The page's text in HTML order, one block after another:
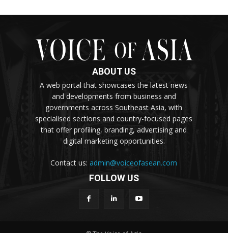
ABOUT US
A web portal that showcases the latest news
and developments from business and
governments across Southeast Asia, with
specialised sections and country-focused pages
that offer profiling, branding, advertising and
digital marketing opportunities.
Contact us:admin@voiceofasean.com
FOLLOW US